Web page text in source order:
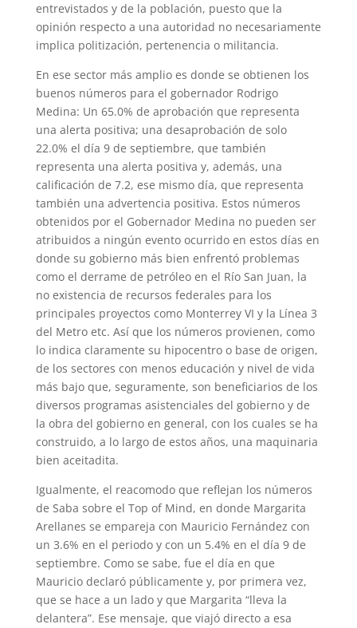
entrevistados y de la población, puesto que la
opinión respecto a una autoridad no necesariamente
implica politización, pertenencia o militancia.
En ese sector más amplio es donde se obtienen los
buenos números para el gobernador Rodrigo
Medina: Un 65.0% de aprobación que representa
una alerta positiva; una desaprobación de solo
22.0% el día 9 de septiembre, que también
representa una alerta positiva y, además, una
calificación de 7.2, ese mismo día, que representa
también una advertencia positiva. Estos números
obtenidos por el Gobernador Medina no pueden ser
atribuidos a ningún evento ocurrido en estos días en
donde su gobierno más bien enfrentó problemas
como el derrame de petróleo en el Río San Juan, la
no existencia de recursos federales para los
principales proyectos como Monterrey VI y la Línea 3
del Metro etc. Así que los números provienen, como
lo indica claramente su hipocentro o base de origen,
de los sectores con menos educación y nivel de vida
más bajo que, seguramente, son beneficiarios de los
diversos programas asistenciales del gobierno y de
la obra del gobierno en general, con los cuales se ha
construido, a lo largo de estos años, una maquinaria
bien aceitadita.
Igualmente, el reacomodo que reflejan los números
de Saba sobre el Top of Mind, en donde Margarita
Arellanes se empareja con Mauricio Fernández con
un 3.6% en el periodo y con un 5.4% en el día 9 de
septiembre. Como se sabe, fue el día en que
Mauricio declaró públicamente y, por primera vez,
que se hace a un lado y que Margarita “lleva la
delantera”. Ese mensaje, que viajó directo a esa